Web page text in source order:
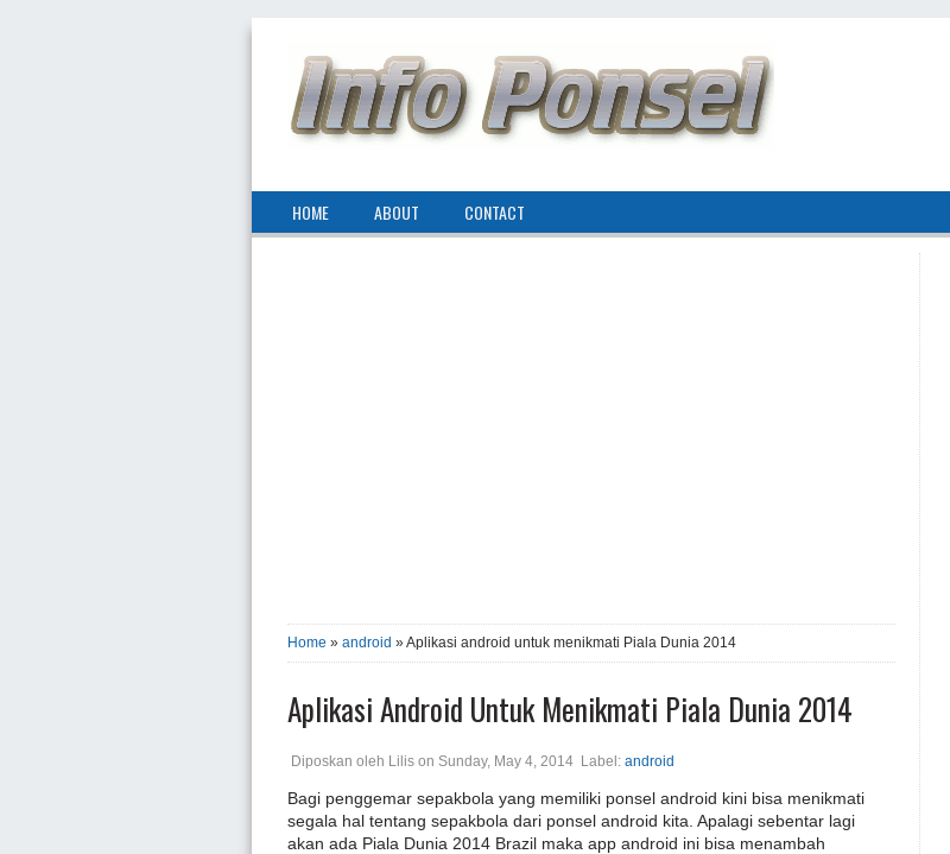
HOME ABOUT CONTACT
Home » android » Aplikasi android untuk menikmati Piala Dunia 2014
Aplikasi Android Untuk Menikmati Piala Dunia 2014
Diposkan oleh Lilis on Sunday, May 4, 2014 Label: android
Bagi penggemar sepakbola yang memiliki ponsel android kini bisa menikmati
segala hal tentang sepakbola dari ponsel android kita. Apalagi sebentar lagi
akan ada Piala Dunia 2014 Brazil maka app android ini bisa menambah